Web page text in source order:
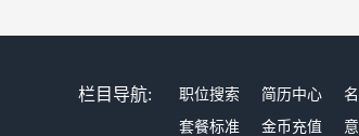
栏目导航: 职位搜索 简历中心
套餐标准
金币充值